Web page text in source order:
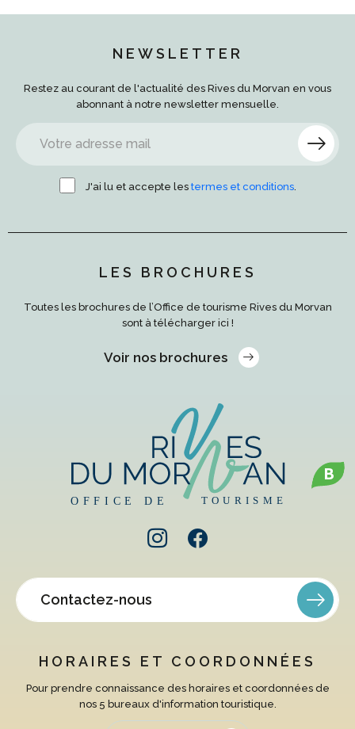
NEWSLETTER
Restez au courant de l'actualité des Rives du Morvan en vous
abonnant à notre newsletter mensuelle.
J'ai lu et accepte les termes et conditions.
LES BROCHURES
Toutes les brochures de l’Office de tourisme Rives du Morvan
sont à télécharger ici !
Voir nos brochures
Contactez-nous
HORAIRES ET COORDONNÉES
Pour prendre connaissance des horaires et coordonnées de
nos 5 bureaux d'information touristique.
B